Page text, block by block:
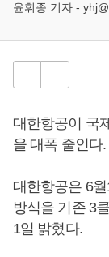
윤휘종 기자 -
대한항공이 국
을 대폭 줄인다.
대한항공은 6
방식을 기존 3
1일 밝혔다.